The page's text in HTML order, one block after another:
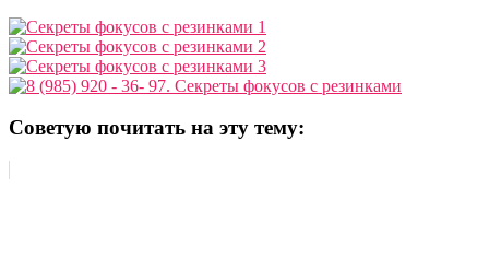
Советую почитать на эту тему: